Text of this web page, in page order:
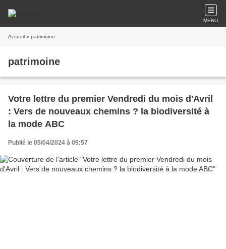
MENU
Accueil » patrimoine
patrimoine
Votre lettre du premier Vendredi du mois d'Avril
: Vers de nouveaux chemins ? la biodiversité à
la mode ABC
Publié le 05/04/2024 à 09:57